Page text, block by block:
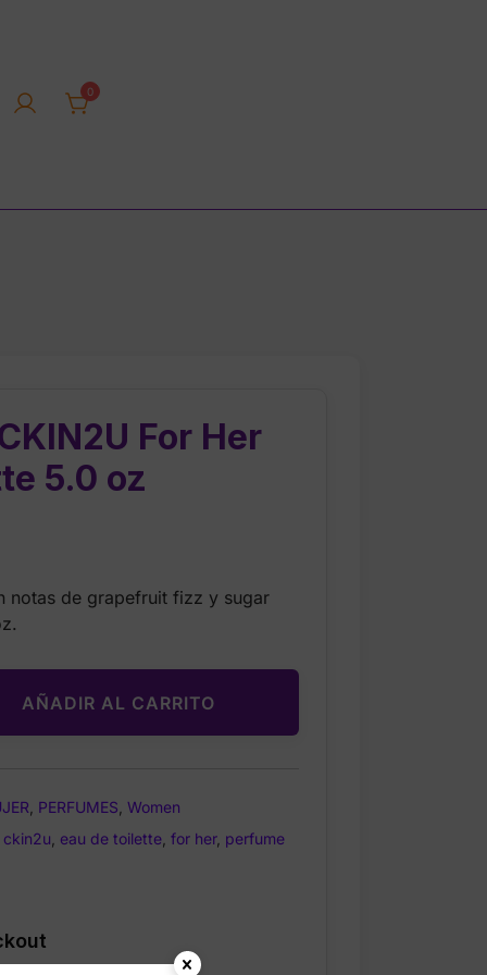
0
For Her
5.0 oz
notas de grapefruit fizz y sugar
AÑADIR AL CARRITO
PERFUMES Women
ckin2u eau de toilette for her, perfume